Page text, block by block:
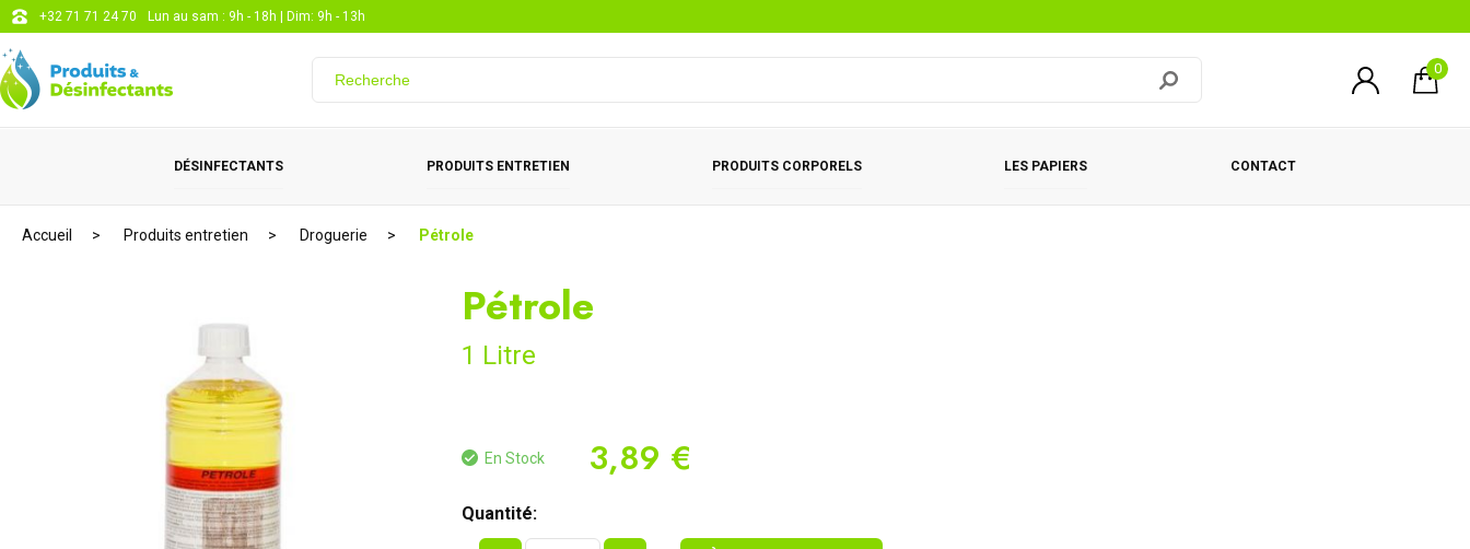
+32 71 71 24 70 Lun au sam : 9h - 18h | Dim: 9h - 13h
0
DÉSINFECTANTS PRODUITS ENTRETIEN PRODUITS CORPORELS LES PAPIERS CONTACT
Accueil Produits entretien Droguerie Pétrole
Pétrole
1 Litre
En Stock 3,89 €
Quantité: